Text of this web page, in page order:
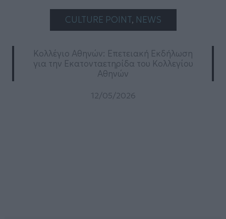
CULTURE POINT, NEWS
Κολλέγιο Αθηνών: Επετειακή Εκδήλωση
για την Εκατονταετηρίδα του Κολλεγίου
Αθηνών
12/05/2026